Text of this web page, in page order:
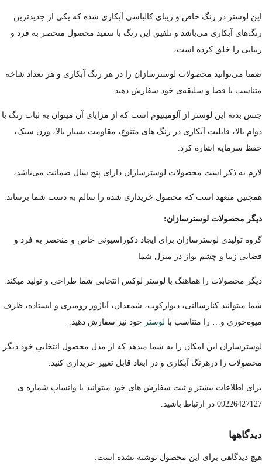
این لوستر در رنگ خاص و زیبای کالباسی آبکاری شده که یکی از جدیدترین
رنگ‌های آبکاری می‌باشد و تلفیق این رنگ با سفید محصول منحصر به فرد و
زیبایی را خلق کرده است،
ضمنا می‌توانید محصولات لوسترسازان را در هر رنگ آبکاری و هر تعداد شاخه
متناسب با فضا و سلیقه‌ی خود سفارش دهید.
جنس بدنه این لوستر از آلومینیوم است که از مزایای آن میتوان به ثبات رنگ با
دوام بالا، قابلیت آبکاری در رنگ های متنوع، مقاومت بسیار بالا، وزن سبک،
حفظ سرمایه اشاره کرد.
لازم به ذکر است محصولات لوسترسازان دارای پنج سال ضمانت می‌باشد،
همچنین متعهد است که محصول خریداری شده را سالم به دست شما برساند.
دیگر محصولات لوسترسازان:
گروه تولیدی لوسترسازان برای ایجاد دکوراسیونی خاص و منحصر به فرد و
فضایی زیبا و چشم نواز در منزل شما
دیگر محصولات را هماهنگ با لوستر لوکس انتخابی شما طراحی و تولید میکند.
شما میتوانید کنارسالنی، دیوارکوب، شمعدان، آباژور رومیزی و ایستاده، ظرف
میوه‌خوری و… را متناسب با لوستر خود نیز سفارش دهید.
لوسترسازان این امکان را به شما میدهد که از مدل محصول انتخابیِ خود دیگر
محصولات را درهرنگ آبکاری و در ابعاد قابل تغییر خریداری کنید.
برای اطلاعات بیشتر و ثبت سفارش های خود میتوانید با واتساپ شماره ی
09226427127 در ارتباط باشید.
دیدگاهها
هیچ دیدگاهی برای این محصول نوشته نشده است.